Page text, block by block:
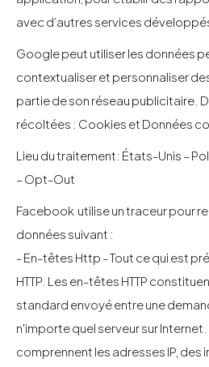
avec d’autres services
Google peut utiliser les données
contextualiser et personnaliser
partie de son réseau publicitaire.
récoltées : Cookies et Données
Lieu du traitement: États-Unis –
– Opt-Out
Facebook utilise un traceur pour
données suivant :
- En-têtes Http - Tout ce qui est
HTTP. Les en-têtes HTTP
standard envoyé entre une
n'importe quel serveur sur Internet.
comprennent les adresses IP, des